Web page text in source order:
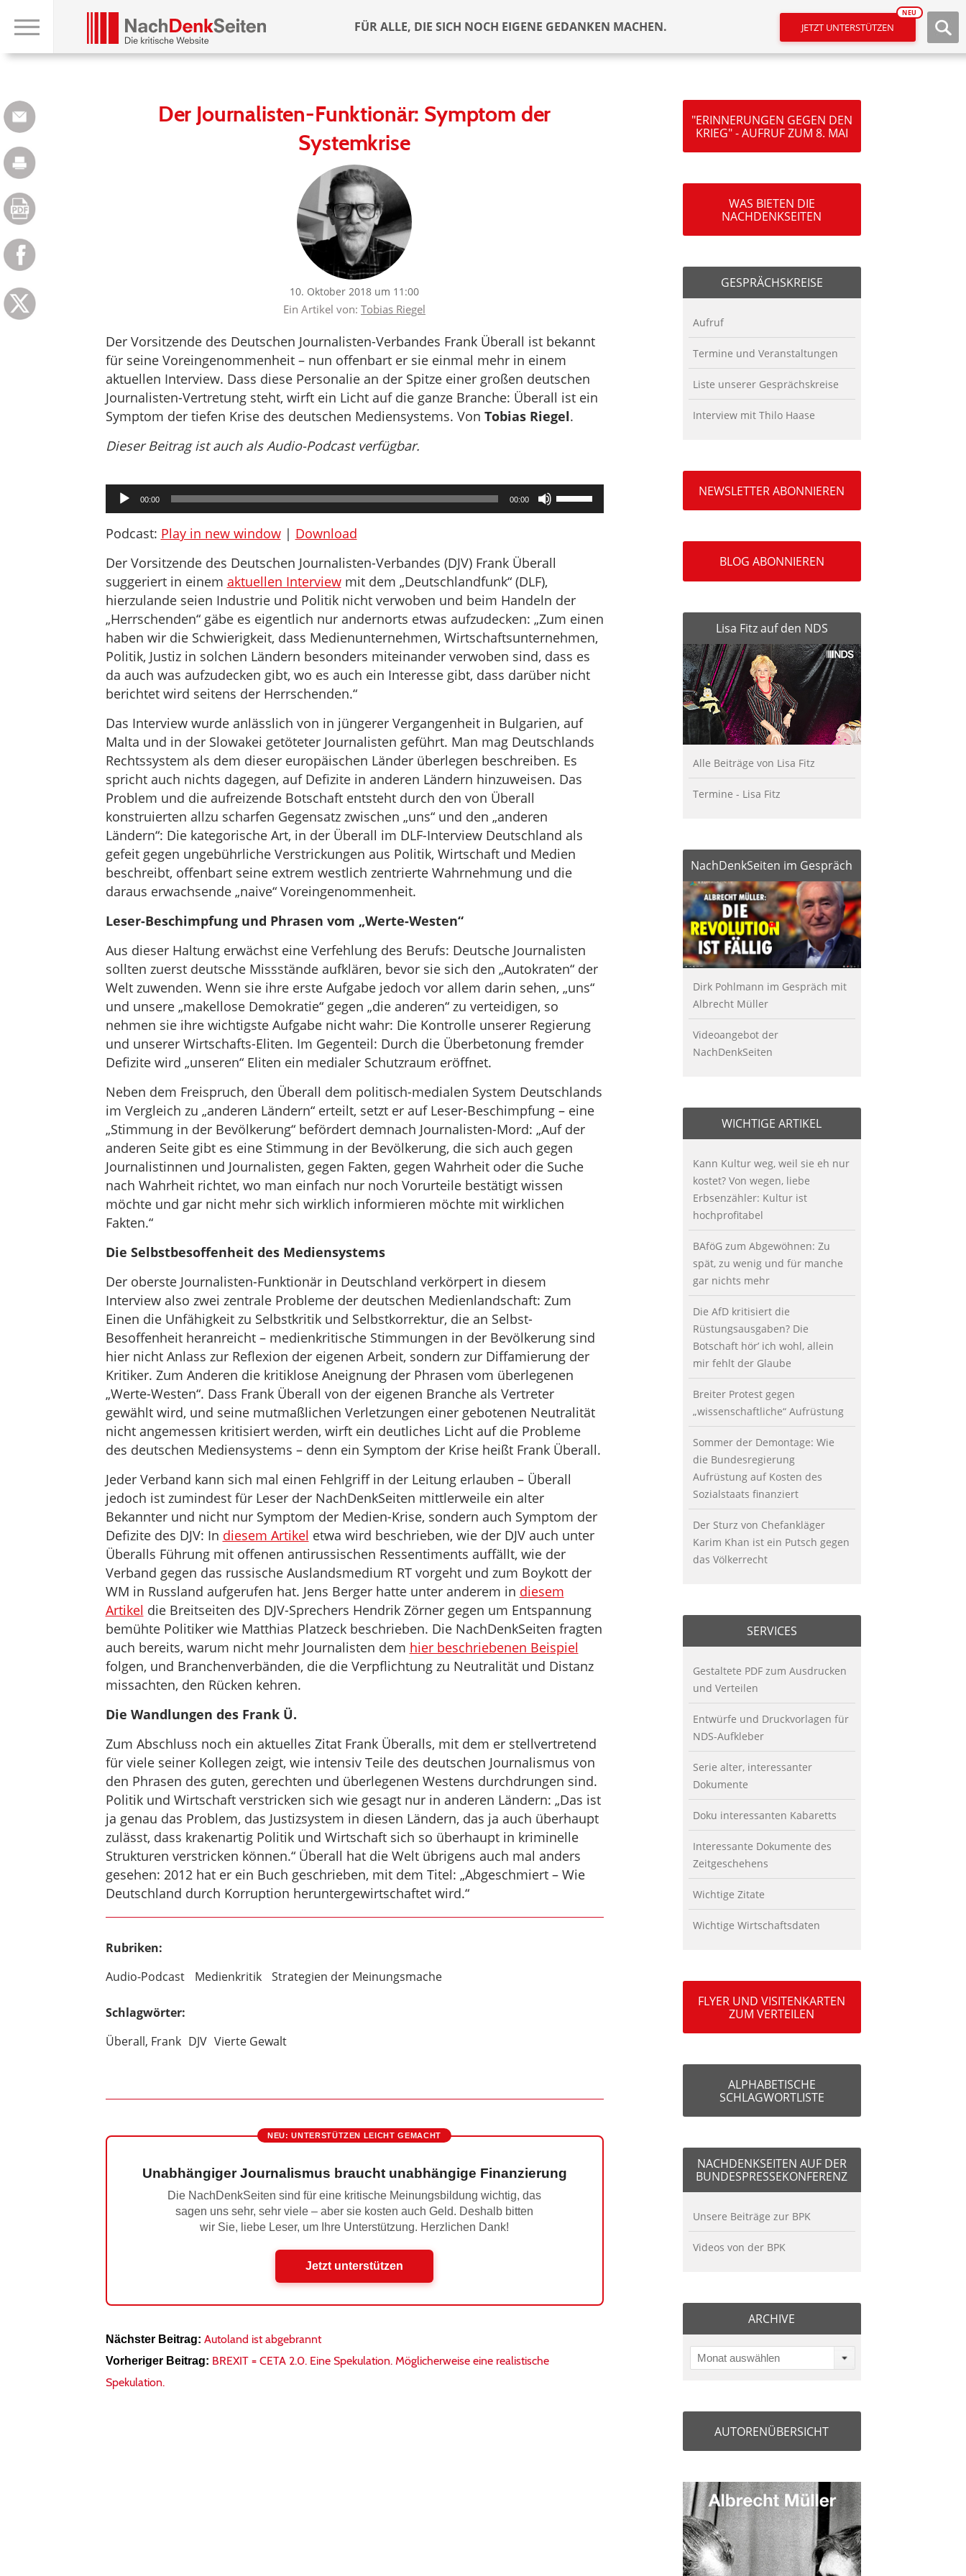
FÜR ALLE, DIE SICH NOCH EIGENE GEDANKEN MACHEN. JETZT UNTERSTÜTZEN
NEU
Der Journalisten-Funktionär: Symptom der
Systemkrise
10. Oktober 2018 um 11:00
Ein Artikel von: Tobias Riegel
Der Vorsitzende des Deutschen Journalisten-Verbandes Frank Überall ist bekannt
für seine Voreingenommenheit – nun offenbart er sie einmal mehr in einem
aktuellen Interview. Dass diese Personalie an der Spitze einer großen deutschen
Journalisten-Vertretung steht, wirft ein Licht auf die ganze Branche: Überall ist ein
Symptom der tiefen Krise des deutschen Mediensystems. Von Tobias Riegel.
Dieser Beitrag ist auch als Audio-Podcast verfügbar.
Audio-
Player
00:00 00:00
Pfeiltasten
Hoch/Runter
zu
regeln.
Podcast: Play in new window| Download
Der Vorsitzende des Deutschen Journalisten-Verbandes (DJV) Frank Überall
suggeriert in einem aktuellen Interviewmit dem „Deutschlandfunk“ (DLF),
hierzulande seien Industrie und Politik nicht verwoben und beim Handeln der
„Herrschenden“ gäbe es eigentlich nur andernorts etwas aufzudecken: „Zum einen
haben wir die Schwierigkeit, dass Medienunternehmen, Wirtschaftsunternehmen,
Politik, Justiz in solchen Ländern besonders miteinander verwoben sind, dass es
da auch was aufzudecken gibt, wo es auch ein Interesse gibt, dass darüber nicht
berichtet wird seitens der Herrschenden.“
Das Interview wurde anlässlich von in jüngerer Vergangenheit in Bulgarien, auf
Malta und in der Slowakei getöteter Journalisten geführt. Man mag Deutschlands
Rechtssystem als dem dieser europäischen Länder überlegen beschreiben. Es
spricht auch nichts dagegen, auf Defizite in anderen Ländern hinzuweisen. Das
Problem und die aufreizende Botschaft entsteht durch den von Überall
konstruierten allzu scharfen Gegensatz zwischen „uns“ und den „anderen
Ländern“: Die kategorische Art, in der Überall im DLF-Interview Deutschland als
gefeit gegen ungebührliche Verstrickungen aus Politik, Wirtschaft und Medien
beschreibt, offenbart seine extrem westlich zentrierte Wahrnehmung und die
daraus erwachsende „naive“ Voreingenommenheit.
Leser-Beschimpfung und Phrasen vom „Werte-Westen“
Aus dieser Haltung erwächst eine Verfehlung des Berufs: Deutsche Journalisten
sollten zuerst deutsche Missstände aufklären, bevor sie sich den „Autokraten“ der
Welt zuwenden. Wenn sie ihre erste Aufgabe jedoch vor allem darin sehen, „uns“
und unsere „makellose Demokratie“ gegen „die anderen“ zu verteidigen, so
nehmen sie ihre wichtigste Aufgabe nicht wahr: Die Kontrolle unserer Regierung
und unserer Wirtschafts-Eliten. Im Gegenteil: Durch die Überbetonung fremder
Defizite wird „unseren“ Eliten ein medialer Schutzraum eröffnet.
Neben dem Freispruch, den Überall dem politisch-medialen System Deutschlands
im Vergleich zu „anderen Ländern“ erteilt, setzt er auf Leser-Beschimpfung – eine
„Stimmung in der Bevölkerung“ befördert demnach Journalisten-Mord: „Auf der
anderen Seite gibt es eine Stimmung in der Bevölkerung, die sich auch gegen
Journalistinnen und Journalisten, gegen Fakten, gegen Wahrheit oder die Suche
nach Wahrheit richtet, wo man einfach nur noch Vorurteile bestätigt wissen
möchte und gar nicht mehr sich wirklich informieren möchte mit wirklichen
Fakten.“
Die Selbstbesoffenheit des Mediensystems
Der oberste Journalisten-Funktionär in Deutschland verkörpert in diesem
Interview also zwei zentrale Probleme der deutschen Medienlandschaft: Zum
Einen die Unfähigkeit zu Selbstkritik und Selbstkorrektur, die an Selbst-
Besoffenheit heranreicht – medienkritische Stimmungen in der Bevölkerung sind
hier nicht Anlass zur Reflexion der eigenen Arbeit, sondern zur Diffamierung der
Kritiker. Zum Anderen die kritiklose Aneignung der Phrasen vom überlegenen
„Werte-Westen“. Dass Frank Überall von der eigenen Branche als Vertreter
gewählt wird, und seine mutmaßlichen Verletzungen einer gebotenen Neutralität
nicht angemessen kritisiert werden, wirft ein deutliches Licht auf die Probleme
des deutschen Mediensystems – denn ein Symptom der Krise heißt Frank Überall.
Jeder Verband kann sich mal einen Fehlgriff in der Leitung erlauben – Überall
jedoch ist zumindest für Leser der NachDenkSeiten mittlerweile ein alter
Bekannter und nicht nur Symptom der Medien-Krise, sondern auch Symptom der
Defizite des DJV: In diesem Artikel etwa wird beschrieben, wie der DJV auch unter
Überalls Führung mit offenen antirussischen Ressentiments auffällt, wie der
Verband gegen das russische Auslandsmedium RT vorgeht und zum Boykott der
WM in Russland aufgerufen hat. Jens Berger hatte unter anderem in diesem
Artikel die Breitseiten des DJV-Sprechers Hendrik Zörner gegen um Entspannung
bemühte Politiker wie Matthias Platzeck beschrieben. Die NachDenkSeiten fragten
auch bereits, warum nicht mehr Journalisten dem hier beschriebenen Beispiel
folgen, und Branchenverbänden, die die Verpflichtung zu Neutralität und Distanz
missachten, den Rücken kehren.
Die Wandlungen des Frank Ü.
Zum Abschluss noch ein aktuelles Zitat Frank Überalls, mit dem er stellvertretend
für viele seiner Kollegen zeigt, wie intensiv Teile des deutschen Journalismus von
den Phrasen des guten, gerechten und überlegenen Westens durchdrungen sind.
Politik und Wirtschaft verstricken sich wie gesagt nur in anderen Ländern: „Das ist
ja genau das Problem, das Justizsystem in diesen Ländern, das ja auch überhaupt
zulässt, dass krakenartig Politik und Wirtschaft sich so überhaupt in kriminelle
Strukturen verstricken können.“ Überall hat die Welt übrigens auch mal anders
gesehen: 2012 hat er ein Buch geschrieben, mit dem Titel: „Abgeschmiert – Wie
Deutschland durch Korruption heruntergewirtschaftet wird.“
Rubriken:
Audio-Podcast
Medienkritik Strategien der Meinungsmache
Schlagwörter:
Überall, Frank DJV Vierte Gewalt
NEU: UNTERSTÜTZEN LEICHT GEMACHT
Unabhängiger Journalismus braucht unabhängige Finanzierung
Die NachDenkSeiten sind für eine kritische Meinungsbildung wichtig, das
sagen uns sehr, sehr viele – aber sie kosten auch Geld. Deshalb bitten
wir Sie, liebe Leser, um Ihre Unterstützung. Herzlichen Dank!
Jetzt unterstützen
Nächster Beitrag: Autoland ist abgebrannt
Vorheriger Beitrag: BREXIT = CETA 2.0. Eine Spekulation. Möglicherweise eine realistische
Spekulation.
"ERINNERUNGEN GEGEN DEN
KRIEG" - AUFRUF ZUM 8. MAI
WAS BIETEN DIE
NACHDENKSEITEN
GESPRÄCHSKREISE
Aufruf
Termine und Veranstaltungen
Liste unserer Gesprächskreise
Interview mit Thilo Haase
NEWSLETTER ABONNIEREN
BLOG ABONNIEREN
Lisa Fitz auf den NDS
Alle Beiträge von Lisa Fitz
Termine - Lisa Fitz
NachDenkSeiten im Gespräch
Dirk Pohlmann im Gespräch mit
Albrecht Müller
Videoangebot der
NachDenkSeiten
WICHTIGE ARTIKEL
Kann Kultur weg, weil sie eh nur
kostet? Von wegen, liebe
Erbsenzähler: Kultur ist
hochprofitabel
BAföG zum Abgewöhnen: Zu
spät, zu wenig und für manche
gar nichts mehr
Die AfD kritisiert die
Rüstungsausgaben? Die
Botschaft hör’ ich wohl, allein
mir fehlt der Glaube
Breiter Protest gegen
„wissenschaftliche“ Aufrüstung
Sommer der Demontage: Wie
die Bundesregierung
Aufrüstung auf Kosten des
Sozialstaats finanziert
Der Sturz von Chefankläger
Karim Khan ist ein Putsch gegen
das Völkerrecht
SERVICES
Gestaltete PDF zum Ausdrucken
und Verteilen
Entwürfe und Druckvorlagen für
NDS-Aufkleber
Serie alter, interessanter
Dokumente
Doku interessanten Kabaretts
Interessante Dokumente des
Zeitgeschehens
Wichtige Zitate
Wichtige Wirtschaftsdaten
FLYER UND VISITENKARTEN
ZUM VERTEILEN
ALPHABETISCHE
SCHLAGWORTLISTE
NACHDENKSEITEN AUF DER
BUNDESPRESSEKONFERENZ
Unsere Beiträge zur BPK
Videos von der BPK
ARCHIVE
Monat auswählen
AUTORENÜBERSICHT